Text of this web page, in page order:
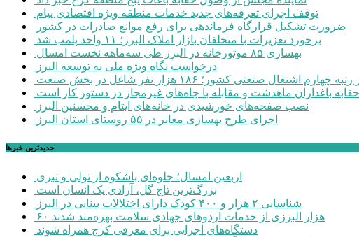
توقف اجرای تعرفه‌های جدید خدمات منطقه ویژه اقتصادی پیام
ضرورت تشکیل قرارگاه فرماندهی برای رفع موانع صادرات در کشور
برخورد تعزیرات با متخلفان بازار املاک البرز؛ ۱۱ واحد پلمب شد
بهسازی ۸۵ موتورخانه در البرز طی سه‌ماهه نخست امسال
درخواست نگاه ویژه ملی به توسعه البرز
چهارم اشتغال صنعتی کشور؛ ۱۸۶ هزار نفر شاغل در بخش صنعت
باغداران ماهدشت و مقابله با چاه‌های غیرمجاز در دستور کار است
نصب صفحه‌های خورشیدی در خانه‌های ایتام و محسنین البرز
اجرای طرح بهسازی معابر در ۵۵ روستای استان البرز
جديدترين خبرها
اربعین امسال؛ جلوه‌ای باشکوه از تولی و تبری
بزرگ‌ترین تاج گل، آزادی یک انسان است
شناسایی ۲ هزار و ۴۰۰ کودک دارای اختلالات بینایی در البرز
۶۰ هزار البرزی از خدمات اردوهای جهادی سلامت بهره‌مند شدند
دستگاه‌های اجرایی برای معرفی کرج همراه شوند